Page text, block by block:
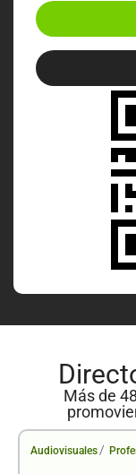
Más de
Audiovisuales /